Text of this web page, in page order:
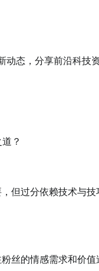
动态，分享前沿科技
？
但过分依赖技术与
丝的情感需求和价